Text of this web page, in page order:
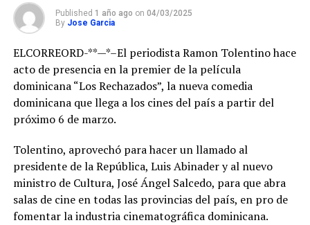
Published 1 año ago on 04/03/2025
By Jose Garcia
ELCORREORD-**—*–El periodista Ramon Tolentino hace
acto de presencia en la premier de la película
dominicana “Los Rechazados”, la nueva comedia
dominicana que llega a los cines del país a partir del
próximo 6 de marzo.
Tolentino, aprovechó para hacer un llamado al
presidente de la República, Luis Abinader y al nuevo
ministro de Cultura, José Ángel Salcedo, para que abra
salas de cine en todas las provincias del país, en pro de
fomentar la industria cinematográfica dominicana.